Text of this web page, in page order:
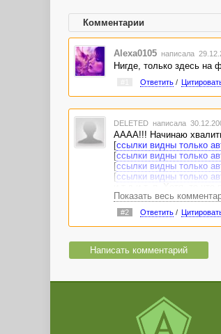
Комментарии
Alexa0105 написала
Нигде, только здесь на
Ответить/
DELETED написала
АААА!!! Начинаю
[ссылки видны только
[ссылки видны только
[ссылки видны только
[ссылки видны только
А вообще - с Новым
Не скажу, что всех
Показать весь
#2 Ответить/
Написать комментарий